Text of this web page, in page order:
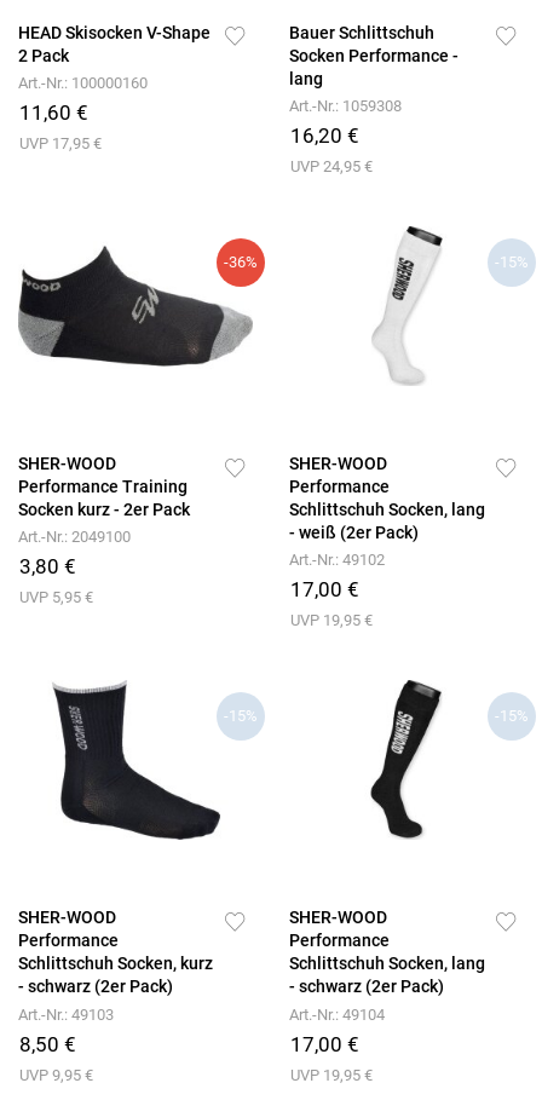
HEAD Skisocken V-Shape
2 Pack
Art.-Nr.: 100000160
11,60 €
UVP 17,95 €
Bauer Schlittschuh
Socken Performance -
lang
Art.-Nr.: 1059308
16,20 €
UVP 24,95 €
-36%
SHER-WOOD
Performance Training
Socken kurz - 2er Pack
Art.-Nr.: 2049100
3,80 €
UVP 5,95 €
-15%
SHER-WOOD
Performance
Schlittschuh Socken, lang
- weiß (2er Pack)
Art.-Nr.: 49102
17,00 €
UVP 19,95 €
-15%
SHER-WOOD
Performance
Schlittschuh Socken, kurz
- schwarz (2er Pack)
Art.-Nr.: 49103
8,50 €
UVP 9,95 €
-15%
SHER-WOOD
Performance
Schlittschuh Socken, lang
- schwarz (2er Pack)
Art.-Nr.: 49104
17,00 €
UVP 19,95 €